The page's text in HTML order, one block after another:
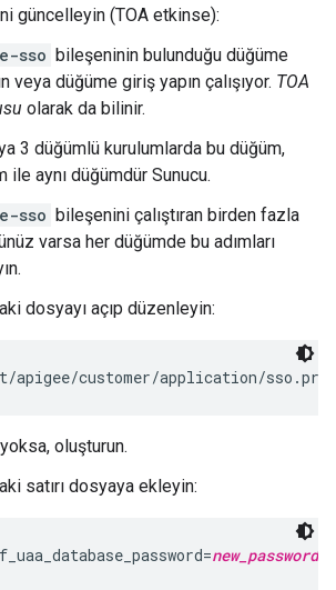
güncelleyin (TOA etkinse):
sso bileşeninin bulunduğu düğüme
veya düğüme giriş yapın çalışıyor. TOA
olarak da bilinir.
3 düğümlü kurulumlarda bu düğüm,
ile aynı düğümdür Sunucu.
sso bileşenini çalıştıran birden fazla
varsa her düğümde bu adımları
dosyayı açıp düzenleyin:
apigee/customer/application/
oluşturun.
satırı dosyaya ekleyin: